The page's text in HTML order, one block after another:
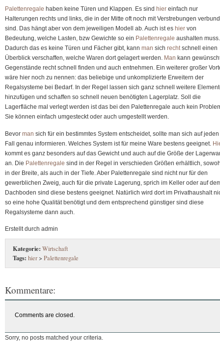
Palettenregale haben keine Türen und Klappen. Es sind hier einfach nur
Halterungen rechts und links, die in der Mitte oft noch mit Verstrebungen
sind. Das hängt aber von dem jeweiligen Modell ab. Auch ist es hier von
Bedeutung, welche Lasten, bzw Gewichte so ein Palettenregale aushalten muss.
Dadurch das es keine Türen und Fächer gibt, kann man sich recht schnell einen
Überblick verschaffen, welche Waren dort gelagert werden. Man kann
Gegenstände recht schnell finden und auch entnehmen. Ein weiterer großer
wäre hier noch zu nennen: das beliebige und unkomplizierte Erweitern der
Regalsysteme bei Bedarf. In der Regel lassen sich ganz schnell weitere
hinzufügen und schaffen so schnell neuen benötigten Lagerplatz. Soll die
Lagerfläche mal verlegt werden ist das bei den Palettenregale auch kein
Sie können einfach umgesteckt oder auch umgestellt werden.
Bevor man sich für ein bestimmtes System entscheidet, sollte man sich auf jeden
Fall genau informieren. Welches System ist für meine Ware bestens geeignet.
kommt es ganz besonders auf das Gewicht und auch auf die Größe der
an. Die Palettenregale sind in der Regel in verschieden Größen erhältlich,
in der Breite, als auch in der Tiefe. Aber Palettenregale sind nicht nur für den
gewerblichen Zweig, auch für die private Lagerung, sprich im Keller oder auf
Dachboden sind diese bestens geeignet. Natürlich wird dort im Privathaushalt
so eine hohe Qualität benötigt und dem entsprechend günstiger sind diese
Regalsysteme dann auch.
Erstellt durch admin
Kategorie: Wirtschaft
Tags: hier> Palettenregale
Kommentare:
Comments are closed.
Sorry, no posts matched your criteria.